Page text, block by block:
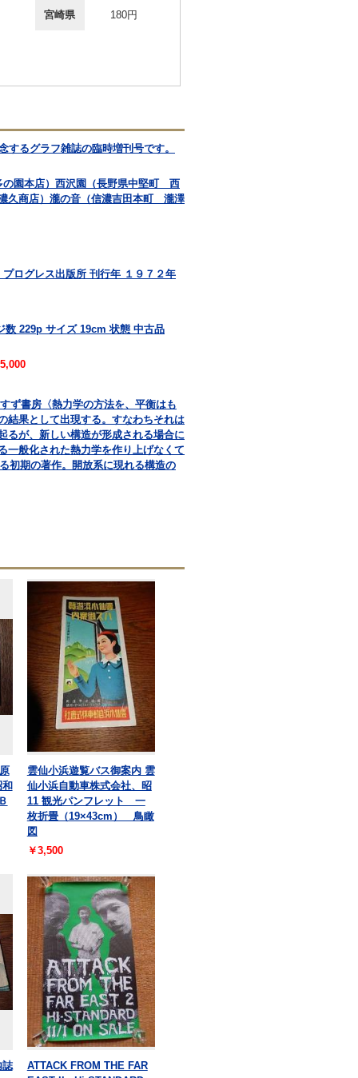
宮崎県 180円
るグラフ雑誌の臨時増刊号です。
園本店）西沢園（長野県中堅町 西
久商店）瀧の音（信濃吉田本町 瀧澤
ログレス出版所 刊行年 １９７２年
229p サイズ 19cm 状態 中古品
ず書房〈熱力学の方法を、平衡はも
果として出現する。すなわちそれは
るが、新しい構造が形成される場合に
般化された熱力学を作り上げなくて
初期の著作。開放系に現れる構造の
雲仙小浜遊覧バス御案内 雲
仙小浜自動車株式会社、昭
11 観光パンフレット 一
枚折畳（19×43cm） 鳥瞰
図
￥3,500
誌
ATTACK FROM THE FAR